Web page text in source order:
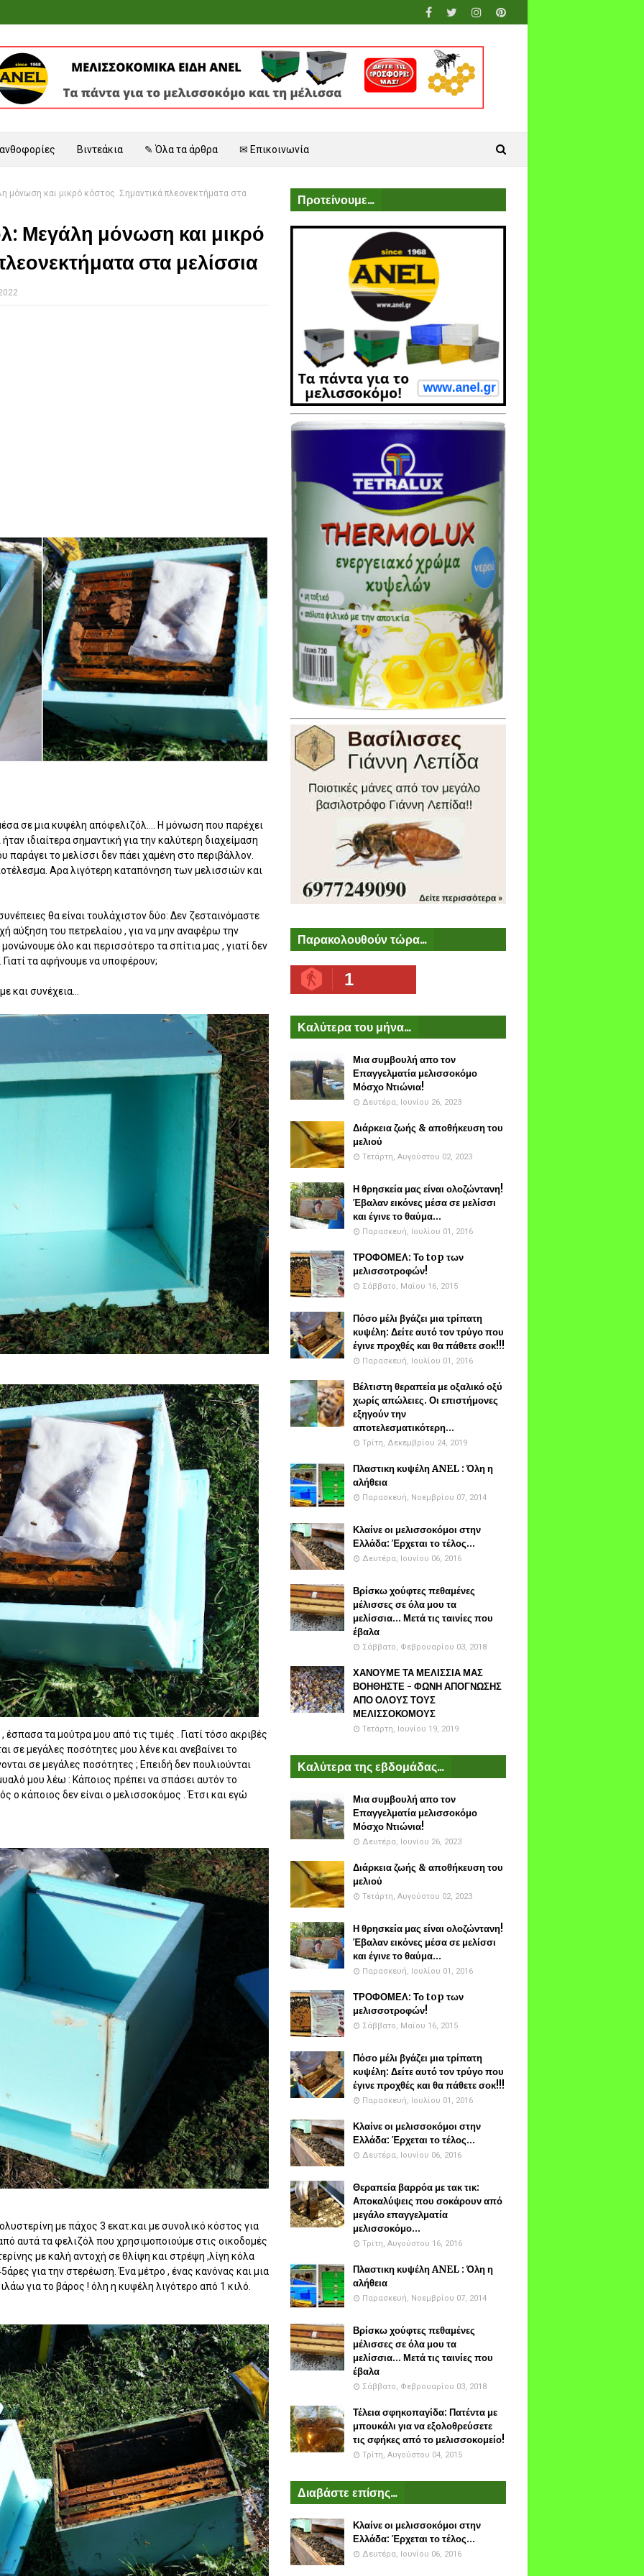
Βιντεάκια ✎ Όλα τα άρθρα ✉ Επικοινωνία
μόνωση και μικρό κόστος. Σημαντικά πλεονεκτήματα στα
Μεγάλη μόνωση και μικρό
στα μελίσσια
σε μια κυψέλη απόφελιζόλ.... Η μόνωση που παρέχει
ιδιαίτερα σημαντική για την καλύτερη διαχείμαση
παράγει το μελίσσι δεν πάει χαμένη στο περιβάλλον.
Αρα λιγότερη καταπόνηση των μελισσιών και
θα είναι τουλάχιστον δύο: Δεν ζεσταινόμαστε
αύξηση του πετρελαίου , για να μην αναφέρω την
όλο και περισσότερο τα σπίτια μας , γιατί δεν
Γιατί τα αφήνουμε να υποφέρουν;
και συνέχεια...
τα μούτρα μου από τις τιμές . Γιατί τόσο ακριβές
σε μεγάλες ποσότητες μου λένε και ανεβαίνει το
σε μεγάλες ποσότητες ; Επειδή δεν πουλιούνται
μου λέω : Κάποιος πρέπει να σπάσει αυτόν το
ο κάποιος δεν είναι ο μελισσοκόμος . Έτσι και εγώ
με πάχος 3 εκατ.και με συνολικό κόστος για
αυτά τα φελιζόλ που χρησιμοποιούμε στις οικοδομές
με καλή αντοχή σε θλίψη και στρέψη ,λίγη κόλα
για την στερέωση. Ένα μέτρο , ένας κανόνας και μια
για το βάρος ! όλη η κυψέλη λιγότερο από 1 κιλό.
Προτείνουμε...
Παρακολουθούν τώρα...
1
Καλύτερα του μήνα...
Μια συμβουλή απο τον
Επαγγελματία μελισσοκόμο
Μόσχο Ντιώνια!
Δευτέρα, Ιουνίου 26, 2023
Διάρκεια ζωής & αποθήκευση του
μελιού
Τετάρτη, Αυγούστου 02, 2023
Η θρησκεία μας είναι ολοζώντανη!
Έβαλαν εικόνες μέσα σε μελίσσι
και έγινε το θαύμα...
Παρασκευή, Ιουλίου 01, 2016
ΤΡΟΦΟΜΕΛ: Το top των
μελισσοτροφών!
Σάββατο, Μαΐου 16, 2015
Πόσο μέλι βγάζει μια τρίπατη
κυψέλη: Δείτε αυτό τον τρύγο που
έγινε προχθές και θα πάθετε σοκ!!!
Παρασκευή, Ιουλίου 01, 2016
Βέλτιστη θεραπεία με οξαλικό οξύ
χωρίς απώλειες. Οι επιστήμονες
εξηγούν την
αποτελεσματικότερη...
Τρίτη, Δεκεμβρίου 24, 2019
Πλαστικη κυψέλη ANEL : Όλη η
αλήθεια
Παρασκευή, Νοεμβρίου 07, 2014
Κλαίνε οι μελισσοκόμοι στην
Ελλάδα: Έρχεται το τέλος...
Δευτέρα, Ιουνίου 06, 2016
Βρίσκω χούφτες πεθαμένες
μέλισσες σε όλα μου τα
μελίσσια... Μετά τις ταινίες που
έβαλα
Σάββατο, Φεβρουαρίου 03, 2018
ΧΑΝΟΥΜΕ ΤΑ ΜΕΛΙΣΣΙΑ ΜΑΣ
ΒΟΗΘΗΣΤΕ - ΦΩΝΗ ΑΠΟΓΝΩΣΗΣ
ΑΠΟ ΟΛΟΥΣ ΤΟΥΣ
ΜΕΛΙΣΣΟΚΟΜΟΥΣ
Τετάρτη, Ιουνίου 19, 2019
Καλύτερα της εβδομάδας...
Μια συμβουλή απο τον
Επαγγελματία μελισσοκόμο
Μόσχο Ντιώνια!
Δευτέρα, Ιουνίου 26, 2023
Διάρκεια ζωής & αποθήκευση του
μελιού
Τετάρτη, Αυγούστου 02, 2023
Η θρησκεία μας είναι ολοζώντανη!
Έβαλαν εικόνες μέσα σε μελίσσι
και έγινε το θαύμα...
Παρασκευή, Ιουλίου 01, 2016
ΤΡΟΦΟΜΕΛ: Το top των
μελισσοτροφών!
Σάββατο, Μαΐου 16, 2015
Πόσο μέλι βγάζει μια τρίπατη
κυψέλη: Δείτε αυτό τον τρύγο που
έγινε προχθές και θα πάθετε σοκ!!!
Παρασκευή, Ιουλίου 01, 2016
Κλαίνε οι μελισσοκόμοι στην
Ελλάδα: Έρχεται το τέλος...
Δευτέρα, Ιουνίου 06, 2016
Θεραπεία βαρρόα με τακ τικ:
Αποκαλύψεις που σοκάρουν από
μεγάλο επαγγελματία
μελισσοκόμο...
Τρίτη, Αυγούστου 16, 2016
Πλαστικη κυψέλη ANEL : Όλη η
αλήθεια
Παρασκευή, Νοεμβρίου 07, 2014
Βρίσκω χούφτες πεθαμένες
μέλισσες σε όλα μου τα
μελίσσια... Μετά τις ταινίες που
έβαλα
Σάββατο, Φεβρουαρίου 03, 2018
Τέλεια σφηκοπαγίδα: Πατέντα με
μπουκάλι για να εξολοθρεύσετε
τις σφήκες από το μελισσοκομείο!
Τρίτη, Αυγούστου 04, 2015
Διαβάστε επίσης...
Κλαίνε οι μελισσοκόμοι στην
Ελλάδα: Έρχεται το τέλος...
Δευτέρα, Ιουνίου 06, 2016